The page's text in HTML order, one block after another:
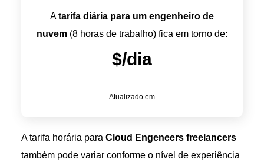
Atarifa diária para um engenheiro de
nuvem (8 horas de trabalho) fica em torno de:
$/dia
Atualizado em
A tarifa horária para Cloud Engeneers freelancers
também pode variar conforme o nível de experiência